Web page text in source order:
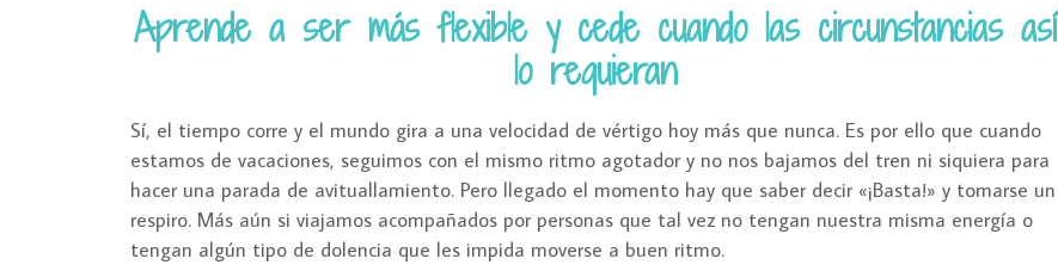
Aprende a ser más flexible y cede cuando las circunstancias así
lo requieran
Sí, el tiempo corre y el mundo gira a una velocidad de vértigo hoy más que nunca. Es por ello que cuando
estamos de vacaciones, seguimos con el mismo ritmo agotador y no nos bajamos del tren ni siquiera para
hacer una parada de avituallamiento. Pero llegado el momento hay que saber decir «¡Basta!» y tomarse un
respiro. Más aún si viajamos acompañados por personas que tal vez no tengan nuestra misma energía o
tengan algún tipo de dolencia que les impida moverse a buen ritmo.